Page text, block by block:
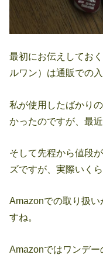
最初にお伝えしてお
ルワン）は通販での
私が使用したばかり
かったのですが、最
そして先程から値段
ズですが、実際いく
Amazonでの取り扱
すね。
Amazonではワンデ